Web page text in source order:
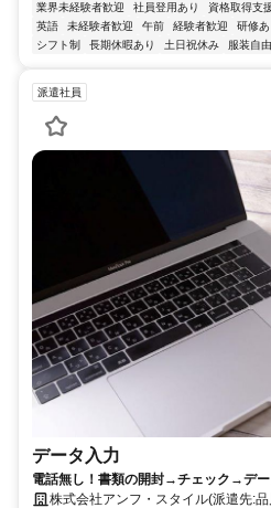
業界未経験者歓迎 社員登用あり 資格取得支
英語
未経験者歓迎 午前 経験者歓迎 研修あ
シフト制
長期休暇あり 土日祝休み 服装自由
派遣社員
データ入力
電話無し！書類の開封→チェック→デー
株式会社アンフ・スタイル(派遣先: